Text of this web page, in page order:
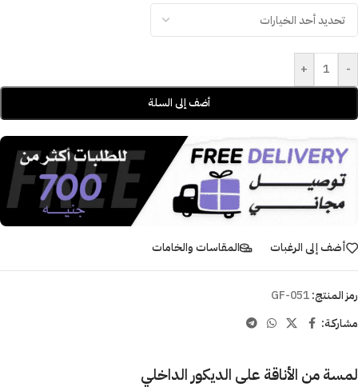
-
+
أضف إلى السلة
أضف إلى الرغبات المقاسات والخامات
رمز المنتج:GF-051
مشاركـة:
لمسة من الأناقة على الديكور الداخلي